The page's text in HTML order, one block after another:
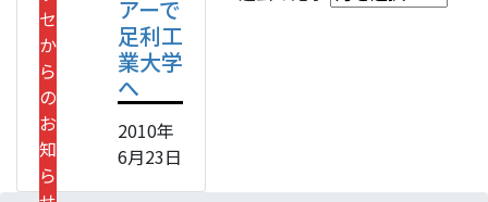
セ
か
ら
の
お
知
ら
アーで
足利工
業大学
へ
2010年
6月23日